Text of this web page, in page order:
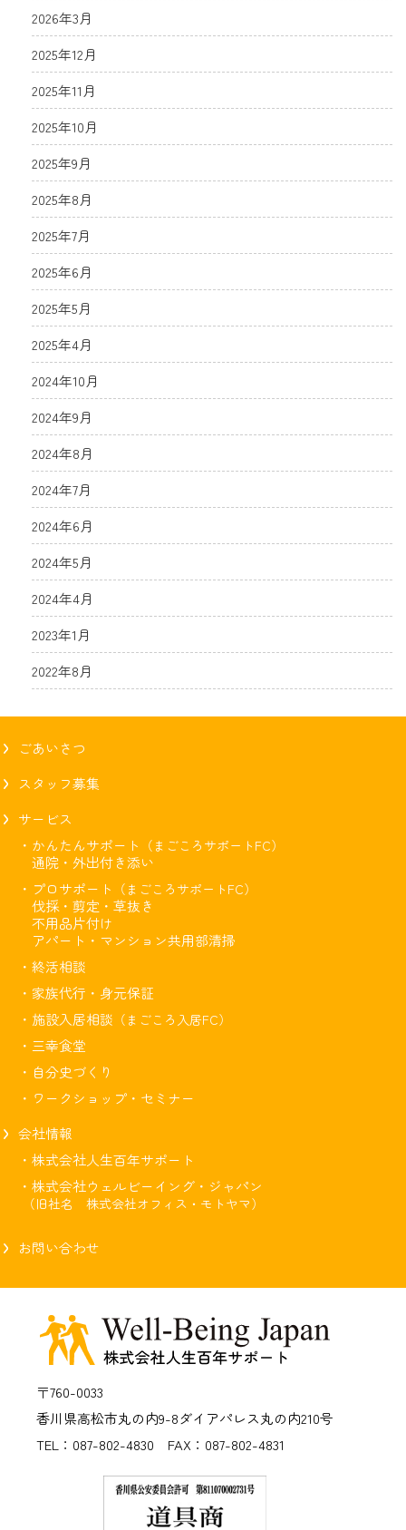
2026年3月
2025年12月
2025年11月
2025年10月
2025年9月
2025年8月
2025年7月
2025年6月
2025年5月
2025年4月
2024年10月
2024年9月
2024年8月
2024年7月
2024年6月
2024年5月
2024年4月
2023年1月
2022年8月
ごあいさつ
サービス
・かんたんサポート （まごころサポートFC）
通院・外出付き添い
・プロサポート （まごころサポートFC）
伐採・剪定・草抜き
不用品片付け
アパート・マンション共用部清掃
・終活相談
・家族代行・身元保証
・施設入居相談 （まごころ入居FC）
・三幸食堂
・自分史づくり
・ワークショップ・セミナー
スタッフ募集
会社情報
・株式会社人生百年サポート
・株式会社ウェルビーイング・ジャパン
（旧社名 株式会社オフィス・モトヤマ）
お問い合わせ
〒760-0033
香川県高松市丸の内9-8ダイアパレス丸の内210号
TEL：087-802-4830 FAX：087-802-4831